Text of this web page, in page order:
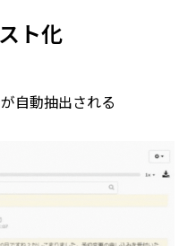
ト化
自動抽出される